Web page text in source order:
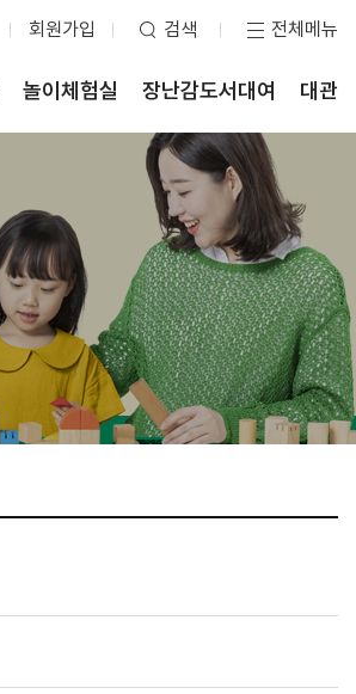
회원가입 검색 전체메뉴
놀이체험실 장난감도서대여 대관